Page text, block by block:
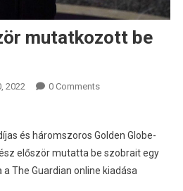
mutatkozott be
2022 0 Comments
és háromszoros Golden Globe-
először mutatta be szobrait egy
The Guardian online kiadása